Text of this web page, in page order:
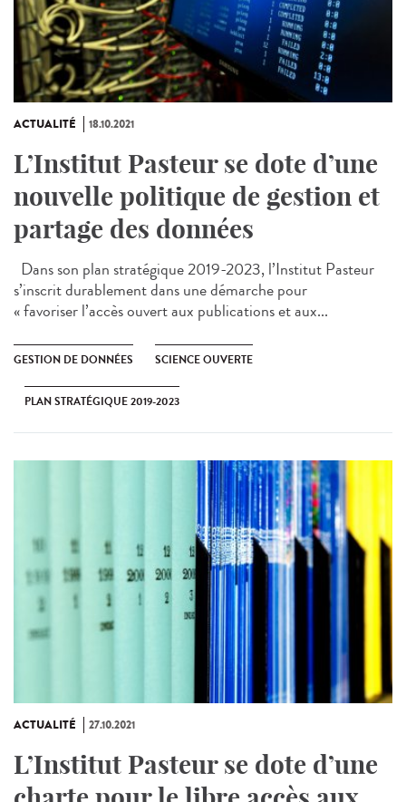
ACTUALITÉ 18.10.2021
L’Institut Pasteur se dote d’une
nouvelle politique de gestion et
partage des données
Dans son plan stratégique 2019-2023, l’Institut Pasteur
s’inscrit durablement dans une démarche pour
« favoriser l’accès ouvert aux publications et aux...
GESTION DE DONNÉES SCIENCE OUVERTE
PLAN STRATÉGIQUE 2019-2023
ACTUALITÉ 27.10.2021
L’Institut Pasteur se dote d’une